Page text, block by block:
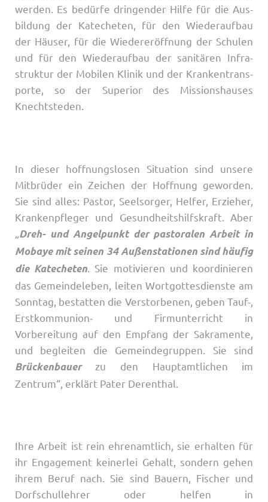
wer­­den. Es be­dürfe drin­­gen­­der Hil­­fe für die Aus­­­
bil­­dung der Ka­­te­che­­ten, für den Wie­­der­auf­­bau
der Häu­­ser, für die Wie­­de­r­er­öf­f­­nung der Schu­­len
und für den Wie­­der­auf­­bau der sa­ni­tä­­ren In­­fra­­
struk­­tur der Mo­­bi­­len Kli­­nik und der Kran­ken­­tran­s­­
por­­te, so der Superior des Missionshauses
Knechtsteden.
In die­­ser hof­f­­nungs­­­lo­­sen Si­­tua­­ti­on sind unsere
Mitbrüder ein Zei­chen der Hof­f­­nung ge­wor­­den.
Sie sind al­­les: Pas­­tor, Seel­­sor­­ger, Hel­­fer, Er­­zie­her,
Kran­kenpf­­le­­ger und Ge­­sun­d­heits­­hilfs­kraft. Aber
„Dreh- und Angelpunkt der pastoralen Arbeit in
Mobaye mit seinen 34 Außenstationen sind häufig
die Katecheten . Sie motivieren und koordinieren
das Gemeindeleben, leiten Wortgottesdienste am
Sonntag, bestatten die Verstorbenen, geben Tauf-,
Erstkommunion- und Firmunterricht in
Vorbereitung auf den Empfang der Sakramente,
und begleiten die Gemeindegruppen. Sie sind
Brückenbauerzu den Hauptamtlichen im
Zentrum“, erklärt Pater Derenthal.
Ihre Arbeit ist rein ehrenamtlich, sie erhalten für
ihr Engagement keinerlei Gehalt, sondern gehen
ihrem Beruf nach. Sie sind Bauern, Fischer und
Dorfschullehrer oder helfen in